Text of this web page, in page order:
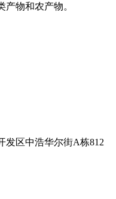
物和农产物。
发区中浩华尔街A栋812